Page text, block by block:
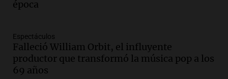
descuentos de hasta 700.000 pesos en
Episodios
Audio.Siniestro vial en Salta: una mujer
fallece tras perder el control de su
época
Espectáculos
Falleció William Orbit, el influyente
productor que transformó la música pop a los
69 años